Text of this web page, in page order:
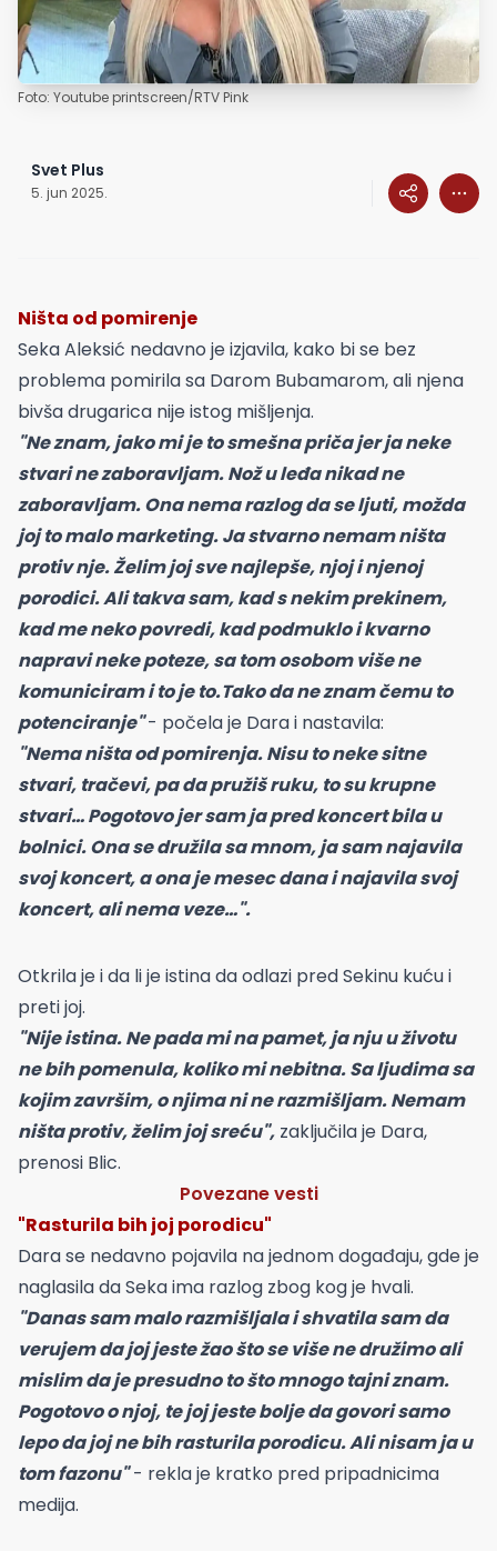
Foto: Youtube printscreen/RTV Pink
Svet Plus
5. jun 2025.
Ništa od pomirenje
Seka Aleksić nedavno je izjavila, kako bi se bez
problema pomirila sa Darom Bubamarom, ali njena
bivša drugarica nije istog mišljenja.
"Ne znam, jako mi je to smešna priča jer ja neke
stvari ne zaboravljam. Nož u leđa nikad ne
zaboravljam. Ona nema razlog da se ljuti, možda
joj to malo marketing. Ja stvarno nemam ništa
protiv nje. Želim joj sve najlepše, njoj i njenoj
porodici. Ali takva sam, kad s nekim prekinem,
kad me neko povredi, kad podmuklo i kvarno
napravi neke poteze, sa tom osobom više ne
komuniciram i to je to.Tako da ne znam čemu to
potenciranje"- počela je Dara i nastavila:
"Nema ništa od pomirenja. Nisu to neke sitne
stvari, tračevi, pa da pružiš ruku, to su krupne
stvari… Pogotovo jer sam ja pred koncert bila u
bolnici. Ona se družila sa mnom, ja sam najavila
svoj koncert, a ona je mesec dana i najavila svoj
koncert, ali nema veze…".
Otkrila je i da li je istina da odlazi pred Sekinu kuću i
preti joj.
"Nije istina. Ne pada mi na pamet, ja nju u životu
ne bih pomenula, koliko mi nebitna. Sa ljudima sa
kojim završim, o njima ni ne razmišljam. Nemam
ništa protiv, želim joj sreću", zaključila je Dara,
prenosi Blic.
Povezane vesti
"Rasturila bih joj porodicu"
Dara se nedavno pojavila na jednom događaju, gde je
naglasila da Seka ima razlog zbog kog je hvali.
"Danas sam malo razmišljala i shvatila sam da
verujem da joj jeste žao što se više ne družimo ali
mislim da je presudno to što mnogo tajni znam.
Pogotovo o njoj, te joj jeste bolje da govori samo
lepo da joj ne bih rasturila porodicu. Ali nisam ja u
tom fazonu"- rekla je kratko pred pripadnicima
medija.